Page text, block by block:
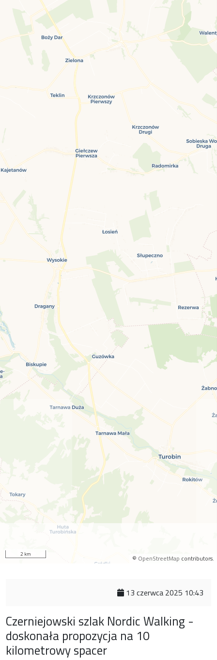
© OpenStreetMap contributors.
2 km
13 czerwca 2025 10:43
Czerniejowski szlak Nordic Walking -
doskonała propozycja na 10
kilometrowy spacer